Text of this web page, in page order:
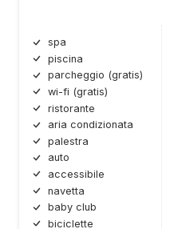
spa
piscina
parcheggio (gratis)
wi-fi (gratis)
ristorante
aria condizionata
palestra
auto
accessibile
navetta
baby club
biciclette